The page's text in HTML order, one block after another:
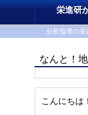
栄進研
分析指導の栄
なんと！
こんにちは！